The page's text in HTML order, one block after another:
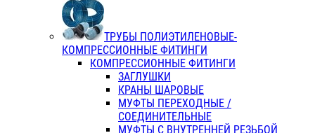
ТРУБЫ ПОЛИЭТИЛЕНОВЫЕ-
КОМПРЕССИОННЫЕ ФИТИНГИ
КОМПРЕССИОННЫЕ ФИТИНГИ
ЗАГЛУШКИ
КРАНЫ ШАРОВЫЕ
МУФТЫ ПЕРЕХОДНЫЕ /
СОЕДИНИТЕЛЬНЫЕ
МУФТЫ С ВНУТРЕННЕЙ РЕЗЬБОЙ